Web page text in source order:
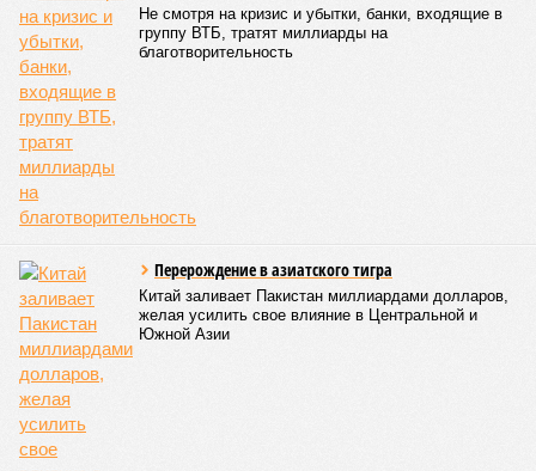
Не смотря на кризис и убытки, банки, входящие в
группу ВТБ, тратят миллиарды на
благотворительность
Перерождение в азиатского тигра
Китай заливает Пакистан миллиардами долларов,
желая усилить свое влияние в Центральной и
Южной Азии